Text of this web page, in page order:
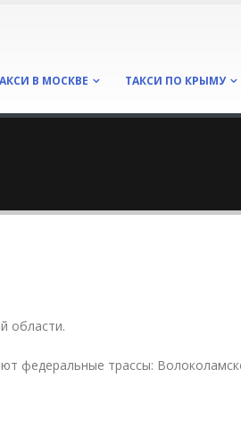
В МОСКВЕ ТАКСИ ПО КРЫМУ
области.
федеральные трассы: